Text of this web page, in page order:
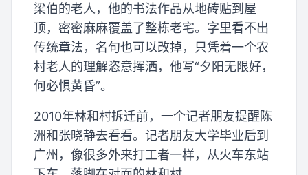
梁伯的老人，他的书法作品从地砖贴到屋
顶，密密麻麻覆盖了整栋老宅。字里看不出
传统章法，名句也可以改掉，只凭着一个农
村老人的理解恣意挥洒，他写“夕阳无限好，
何必惧黄昏”。
2010年林和村拆迁前，一个记者朋友提醒陈
洲和张晓静去看看。记者朋友大学毕业后到
广州，像很多外来打工者一样，从火车东站